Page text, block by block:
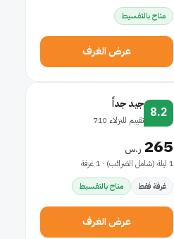
متاح بالتقسيط
عرض الغرف
8.2
جيد جداً
تقييم للنزلاء 710
265 ر.س
1 ليلة (شامل الضرائب) · 1 غرفة
غرفة فقط
متاح بالتقسيط
عرض الغرف